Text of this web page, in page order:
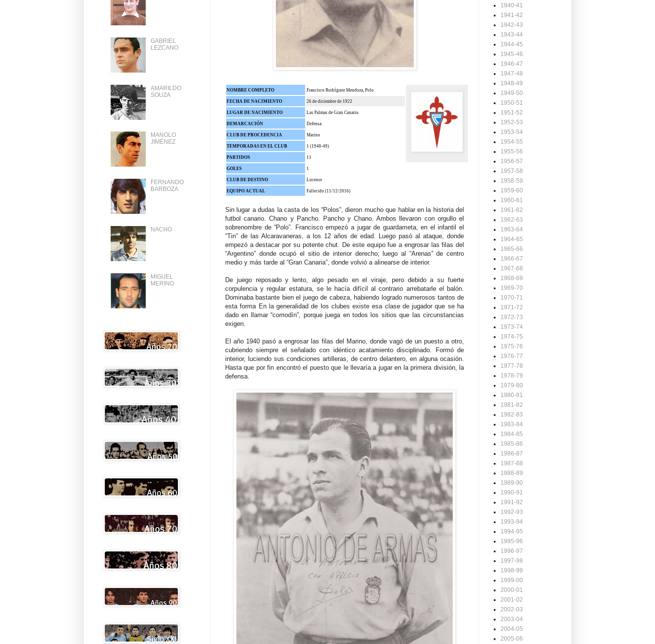
NOMBRE COMPLETO Francisco Rodríguez Mendoza, Polo
FECHA DE NACIMIENTO 26 de diciembre de 1922
LUGAR DE NACIMIENTO Las Palmas de Gran Canaria
DEMARCACIÓN Defensa
CLUB DE PROCEDENCIA Marino
TEMPORADAS EN EL CLUB 1 (1948-49)
PARTIDOS 11
GOLES 1
CLUB DE DESTINO Lucense
EQUIPO ACTUAL Fallecido (11/12/2016)
Sin lugar a dudas la casta de los “Polos”, dieron mucho que hablar en la historia del
futbol canario. Chano y Pancho. Pancho y Chano. Ambos llevaron con orgullo el
sobrenombre de “Polo”. Francisco empezó a jugar de guardameta, en el infantil el
“Tin” de las Alcaravaneras, a los 12 años de edad. Luego pasó al ataque, donde
empezó a destacar por su potente chut. De este equipo fue a engrosar las filas del
“Argentino” donde ocupó el sitio de interior derecho; luego al “Arenas” de centro
medio y más tarde al “Gran Canaria”, donde volvió a alinearse de interior.
De juego reposado y lento, algo pesado en el viraje, pero debido a su fuerte
corpulencia y regular estatura, se le hacía difícil al contrario arrebatarle el balón.
Dominaba bastante bien el juego de cabeza, habiendo logrado numerosos tantos de
esta forma En la generalidad de los clubes existe esa clase de jugador que se ha
dado en llamar “comodín”, porque juega en todos los sitios que las circunstancias
exigen.
El año 1940 pasó a engrosar las filas del Marino, donde vagó de un puesto a otro,
cubriendo siempre el señalado con idéntico acatamiento disciplinado. Formó de
interior, luciendo sus condiciones artilleras, de centro delantero, en alguna ocasión.
Hasta que por fin encontró el puesto que le llevaría a jugar en la primera división, la
defensa.
GABRIEL
LEZCANO
AMARILDO
SOUZA
MANOLO
JIMÉNEZ
FERNANDO
BARBOZA
NACHO
MIGUEL
MERINO
1940-41
1941-42
1942-43
1943-44
1944-45
1945-46
1946-47
1947-48
1948-49
1949-50
1950-51
1951-52
1952-53
1953-54
1954-55
1955-56
1956-57
1957-58
1958-59
1959-60
1960-61
1961-62
1962-63
1963-64
1964-65
1965-66
1966-67
1967-68
1968-69
1969-70
1970-71
1971-72
1972-73
1973-74
1974-75
1975-76
1976-77
1977-78
1978-79
1979-80
1980-81
1981-82
1982-83
1983-84
1984-85
1985-86
1986-87
1987-88
1988-89
1989-90
1990-91
1991-92
1992-93
1993-94
1994-95
1995-96
1996-97
1997-98
1998-99
1999-00
2000-01
2001-02
2002-03
2003-04
2004-05
2005-06